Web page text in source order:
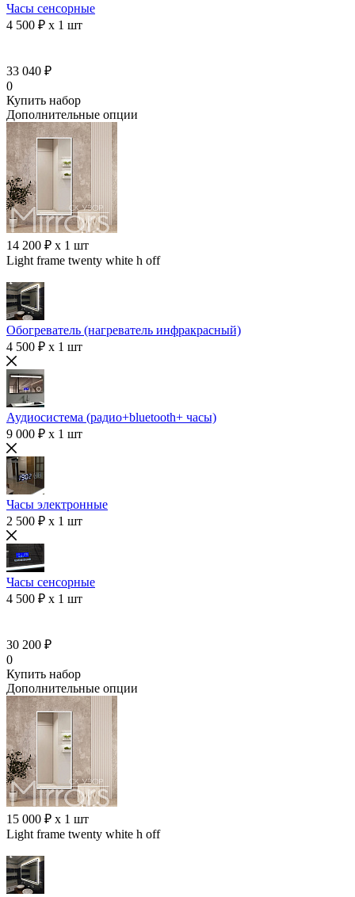
Часы сенсорные
4 500 ₽ x 1 шт
33 040 ₽
0
Купить набор
Дополнительные опции
14 200 ₽ x 1 шт
Light frame twenty white h off
Обогреватель (нагреватель инфракрасный)
4 500 ₽ x 1 шт
Аудиосистема (радио+bluetooth+ часы)
9 000 ₽ x 1 шт
Часы электронные
2 500 ₽ x 1 шт
Часы сенсорные
4 500 ₽ x 1 шт
30 200 ₽
0
Купить набор
Дополнительные опции
15 000 ₽ x 1 шт
Light frame twenty white h off